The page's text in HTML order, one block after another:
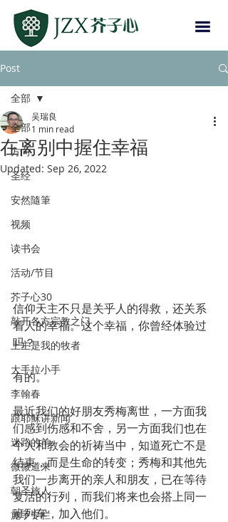
Post
全部
方向
圣经
安然隨筆
视频
读书会
活动/节目
芥子心30
敲开各方宗教之门
上主是我的牧者
大手拉小手
李翰春
跟耶稣讲新闻
迷路的羊
微微道来
朝圣旅人
施宇专栏
全部
在离别中握住幸福
吴瑞良
1 min read
Updated: Sep 26, 2022
信仰天主不只是关乎人的得救，还关系
着人的幸福。这个幸福，你曾经体验过
吗？
有的。
最近我们的好朋友秀梅离世，一方面我
们感到伤感和不舍，另一方面我们也在
个人和教会的祈祷当中，知道死亡不是
结束，而是生命的转变；秀梅和其他先
我们一步离开的亲人和朋友，已在等待
复活的行列，而我们将来也会搭上同一
班列车，加入他们。